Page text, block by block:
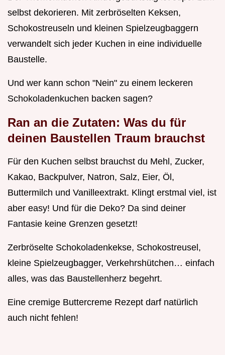
selbst dekorieren. Mit zerbröselten Keksen,
Schokostreuseln und kleinen Spielzeugbaggern
verwandelt sich jeder Kuchen in eine individuelle
Baustelle.
Und wer kann schon "Nein" zu einem leckeren
Schokoladenkuchen backen sagen?
Ran an die Zutaten: Was du für
deinen Baustellen Traum brauchst
Für den Kuchen selbst brauchst du Mehl, Zucker,
Kakao, Backpulver, Natron, Salz, Eier, Öl,
Buttermilch und Vanilleextrakt. Klingt erstmal viel, ist
aber easy! Und für die Deko? Da sind deiner
Fantasie keine Grenzen gesetzt!
Zerbröselte Schokoladenkekse, Schokostreusel,
kleine Spielzeugbagger, Verkehrshütchen… einfach
alles, was das Baustellenherz begehrt.
Eine cremige Buttercreme Rezept darf natürlich
auch nicht fehlen!